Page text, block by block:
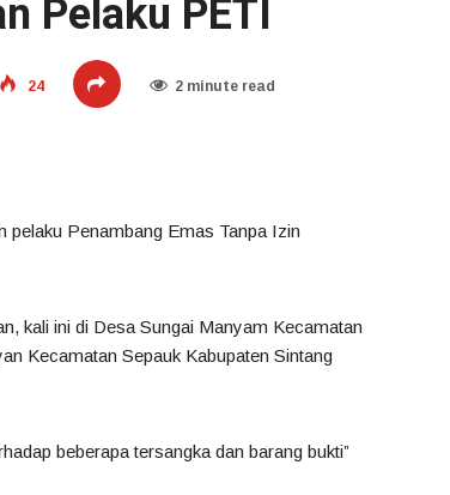
Pelaku PETI
24 2 minute read
pelaku Penambang Emas Tanpa Izin
kali ini di Desa Sungai Manyam Kecamatan
Kecamatan Sepauk Kabupaten Sintang
beberapa tersangka dan barang bukti”